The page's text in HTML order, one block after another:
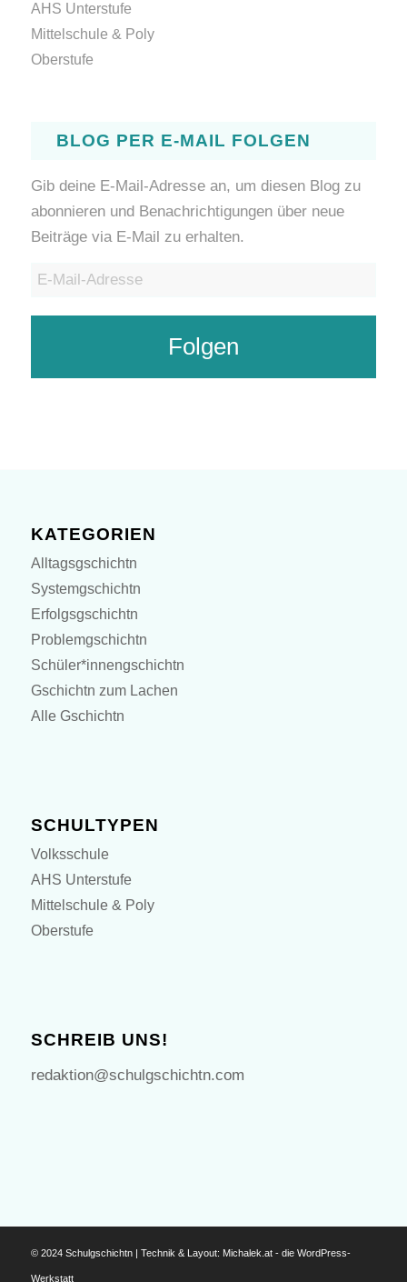
AHS Unterstufe
Mittelschule & Poly
Oberstufe
BLOG PER E-MAIL FOLGEN
Gib deine E-Mail-Adresse an, um diesen Blog zu
abonnieren und Benachrichtigungen über neue
Beiträge via E-Mail zu erhalten.
E-
Folgen
KATEGORIEN
Alltagsgschichtn
Systemgschichtn
Erfolgsgschichtn
Problemgschichtn
Schüler*innengschichtn
Gschichtn zum Lachen
Alle Gschichtn
SCHULTYPEN
Volksschule
AHS Unterstufe
Mittelschule & Poly
Oberstufe
SCHREIB UNS!
redaktion@schulgschichtn.com
© 2024 Schulgschichtn | Technik & Layout: Michalek.at - die WordPress-
Werkstatt